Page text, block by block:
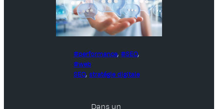
performance, SEO
web
SEO, stratégie digitale
Dans un